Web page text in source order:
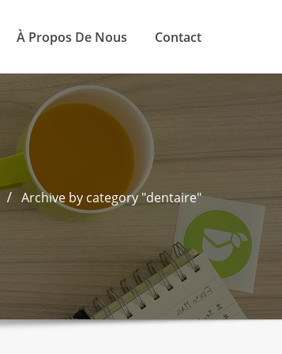
À Propos De Nous Contact
Archive by category "dentaire"